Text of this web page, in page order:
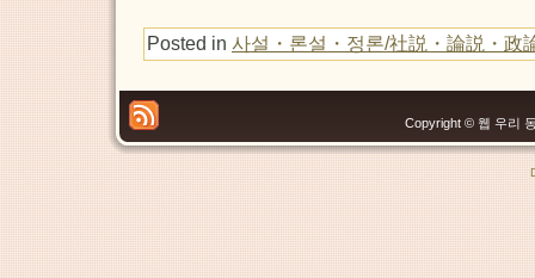
Posted in 사설・론설・정론/社説・論説・政
Copyright © 웹 우리